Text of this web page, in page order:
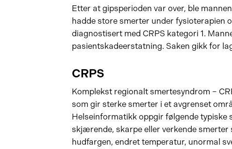
Etter at gipsperioden var over, ble
hadde store smerter under fysioterapien
diagnostisert med CRPS kategori 1.
pasientskadeerstatning. Saken gikk for
CRPS
Komplekst regionalt smertesyndrom –
som gir sterke smerter i et avgrenset
Helseinformatikk oppgir følgende typiske
skjærende, skarpe eller verkende smerter
hudfargen, endret temperatur, unormal